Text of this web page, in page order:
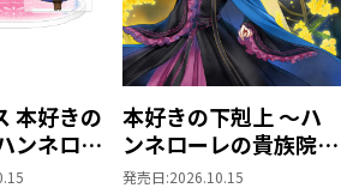
本好きの
ンネロー
年生～
本好きの下剋上 ～ハ
ンネローレの貴族院五
年生～ 「恋してみた
発売日:2026.10.15